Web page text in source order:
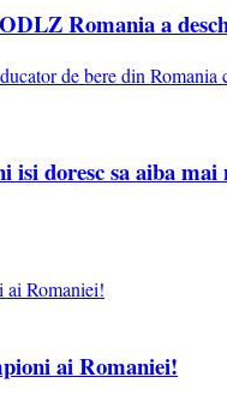
Romania a
doresc sa aiba
ai Romaniei!